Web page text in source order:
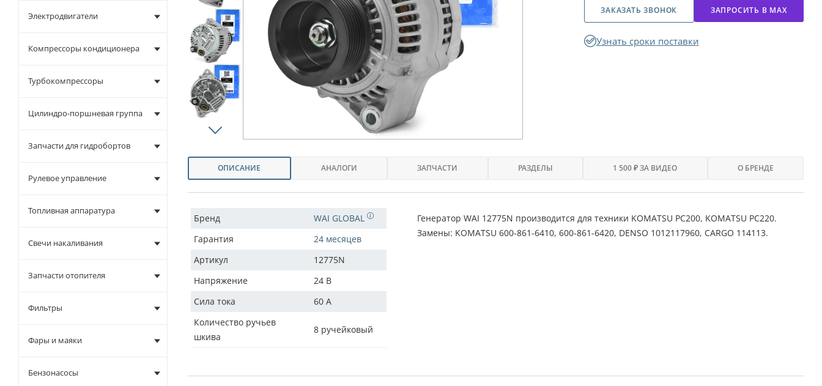
ЗАКАЗАТЬ ЗВОНОК ЗАПРОСИТЬ В МАХ
Узнать сроки поставки
ОПИСАНИЕ АНАЛОГИ ЗАПЧАСТИ РАЗДЕЛЫ 1 500 ₽ ЗА ВИДЕО О БРЕНДЕ
Бренд
WAI GLOBAL
Гарантия
24 месяцев
Артикул
12775N
Напряжение
24 В
Сила тока
60 A
Количество ручьев
шкива
8 ручейковый
Генератор WAI 12775N производится для техники KOMATSU PC200, KOMATSU PC220.
Замены: KOMATSU 600-861-6410, 600-861-6420, DENSO 1012117960, CARGO 114113.
Электродвигатели
Компрессоры кондиционера
Турбокомпрессоры
Цилиндро-поршневая группа
Запчасти для гидробортов
Рулевое управление
Топливная аппаратура
Свечи накаливания
Запчасти отопителя
Фильтры
Фары и маяки
Бензонасосы